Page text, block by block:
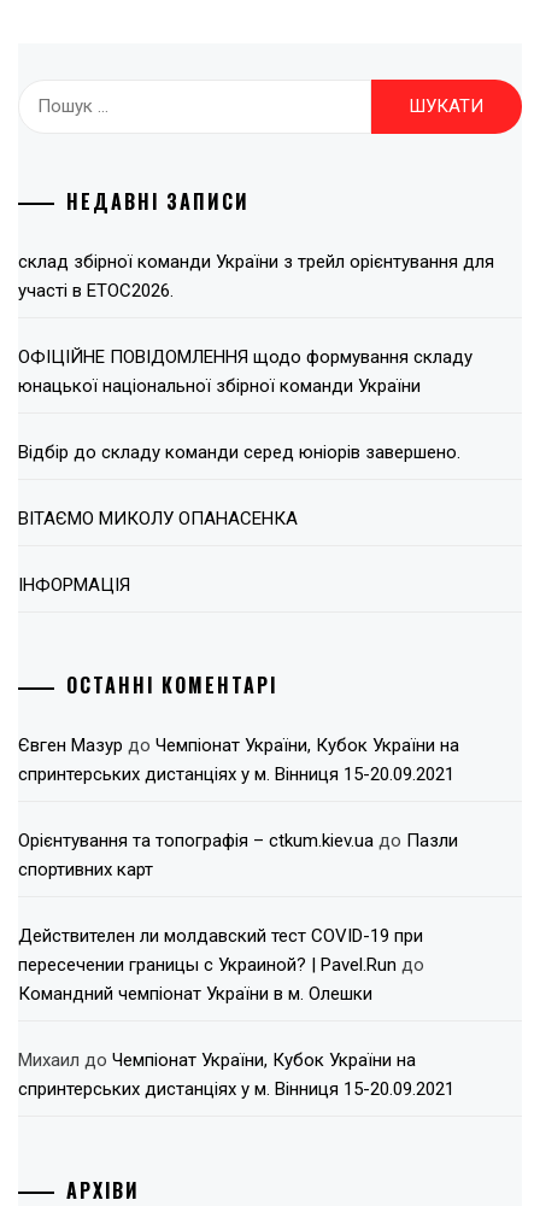
НЕДАВНІ ЗАПИСИ
склад збірної команди України з трейл орієнтування для
участі в ЕТОС2026.
ОФІЦІЙНЕ ПОВІДОМЛЕННЯ щодо формування складу
юнацької національної збірної команди України
Відбір до складу команди серед юніорів завершено.
ВІТАЄМО МИКОЛУ ОПАНАСЕНКА
ІНФОРМАЦІЯ
ОСТАННІ КОМЕНТАРІ
Євген Мазур до Чемпіонат України, Кубок України на
спринтерських дистанціях у м. Вінниця 15-20.09.2021
Орієнтування та топографія – ctkum.kiev.ua до Пазли
спортивних карт
Действителен ли молдавский тест COVID-19 при
пересечении границы с Украиной? | Pavel.Run до
Командний чемпіонат України в м. Олешки
Михаил до Чемпіонат України, Кубок України на
спринтерських дистанціях у м. Вінниця 15-20.09.2021
АРХІВИ